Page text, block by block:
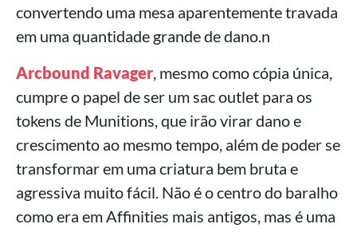
convertendo uma mesa aparentemente travada
em uma quantidade grande de dano.n
Arcbound Ravager, mesmo como cópia única,
cumpre o papel de ser um sac outlet para os
tokens de Munitions, que irão virar dano e
crescimento ao mesmo tempo, além de poder se
transformar em uma criatura bem bruta e
agressiva muito fácil. Não é o centro do baralho
como era em Affinities mais antigos, mas é uma